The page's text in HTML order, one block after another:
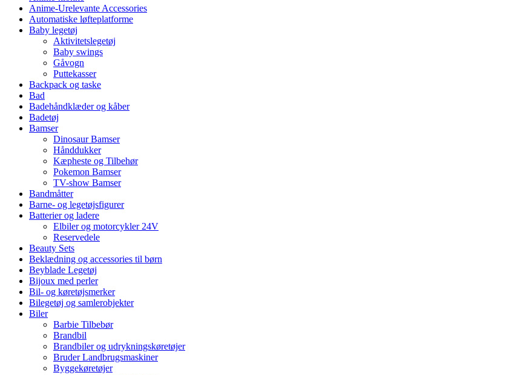
Anime-Urelevante Accessories
Automatiske løfteplatforme
Baby legetøj
Aktivitetslegetøj
Baby swings
Gåvogn
Puttekasser
Backpack og taske
Bad
Badehåndklæder og kåber
Badetøj
Bamser
Dinosaur Bamser
Hånddukker
Kæpheste og Tilbehør
Pokemon Bamser
TV-show Bamser
Bandmåtter
Barne- og legetøjsfigurer
Batterier og ladere
Elbiler og motorcykler 24V
Reservedele
Beauty Sets
Beklædning og accessories til børn
Beyblade Legetøj
Bijoux med perler
Bil- og køretøjsmerker
Bilegetøj og samlerobjekter
Biler
Barbie Tilbebør
Brandbil
Brandbiler og udrykningskøretøjer
Bruder Landbrugsmaskiner
Byggekøretøjer